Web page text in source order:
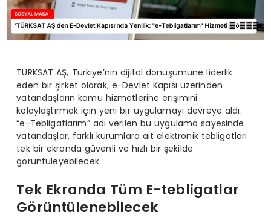
TÜRKSAT AŞ, Türkiye’nin dijital dönüşümüne liderlik
eden bir şirket olarak, e-Devlet Kapısı üzerinden
vatandaşların kamu hizmetlerine erişimini
kolaylaştırmak için yeni bir uygulamayı devreye aldı.
“e-Tebligatlarım” adı verilen bu uygulama sayesinde
vatandaşlar, farklı kurumlara ait elektronik tebligatları
tek bir ekranda güvenli ve hızlı bir şekilde
görüntüleyebilecek.
Tek Ekranda Tüm E-tebligatlar
Görüntülenebilecek